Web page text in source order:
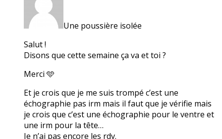
Une poussière isolée
Salut !
Disons que cette semaine ça va et toi ?
Merci 🩵
Et je crois que je me suis trompé c’est une
échographie pas irm mais il faut que je vérifie mais
je crois que c’est une échographie pour le ventre et
une irm pour la tête…
Je n’ai pas encore les rdv.